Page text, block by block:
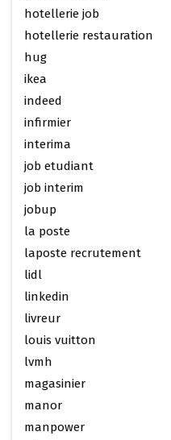
hotellerie job
hotellerie restauration
hug
ikea
indeed
infirmier
interima
job etudiant
job interim
jobup
la poste
laposte recrutement
lidl
linkedin
livreur
louis vuitton
lvmh
magasinier
manor
manpower